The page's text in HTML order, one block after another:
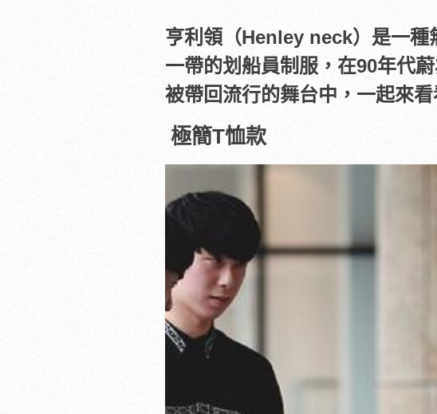
亨利領（Henley neck）是一種
一帶的划船員制服，在90年代蔚
被帶回流行的舞台中，一起來
極簡T恤款